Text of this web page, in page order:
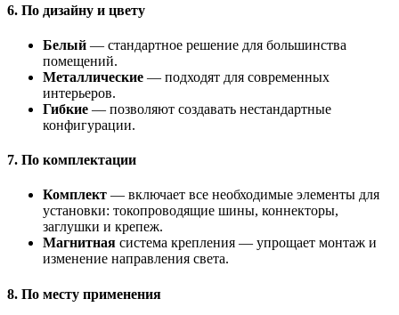
6. По дизайну и цвету
Белый — стандартное решение для большинства
помещений.
Металлические — подходят для современных
интерьеров.
Гибкие — позволяют создавать нестандартные
конфигурации.
7. По комплектации
Комплект — включает все необходимые элементы для
установки: токопроводящие шины, коннекторы,
заглушки и крепеж.
Магнитная система крепления — упрощает монтаж и
изменение направления света.
8. По месту применения